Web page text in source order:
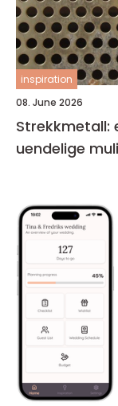
inspiration
08. June 2026
Strekkmetall:
uendelige